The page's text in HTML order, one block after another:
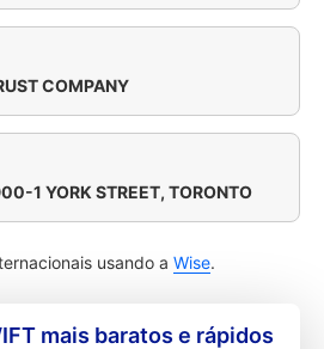
COMPANY
1 YORK STREET, TORONTO
usando a Wise.
mais baratos e rápidos